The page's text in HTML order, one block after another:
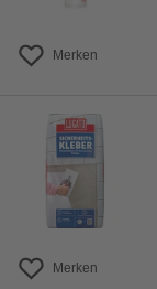
Merken
Merken